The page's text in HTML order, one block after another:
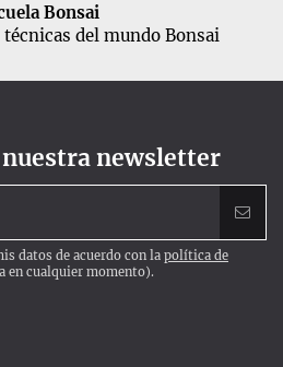
Bonsai
técnicas del mundo Bonsai
nuestra newsletter
datos de acuerdo con la política de
en cualquier momento).